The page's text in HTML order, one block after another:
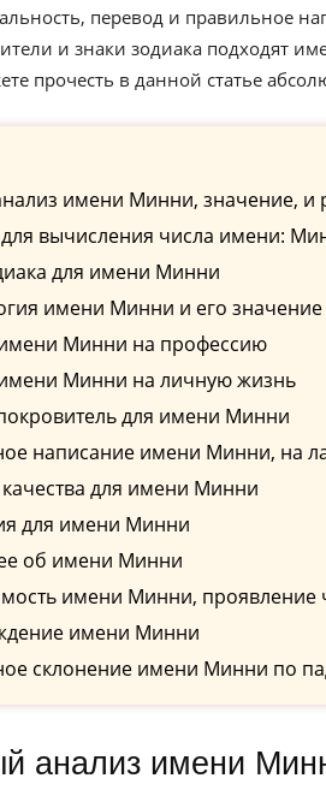
перевод и правильное
и знаки зодиака подходят
прочесть в данной статье
имени Минни, значение, и
вычисления числа имени:
для имени Минни
имени Минни и его значение
Минни на профессию
Минни на личную жизнь
для имени Минни
написание имени Минни, на
для имени Минни
для имени Минни
об имени Минни
имени Минни, проявление
имени Минни
склонение имени Минни по